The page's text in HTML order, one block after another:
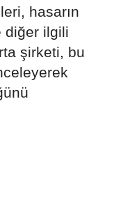
hasarın
diğer ilgili
şirketi, bu